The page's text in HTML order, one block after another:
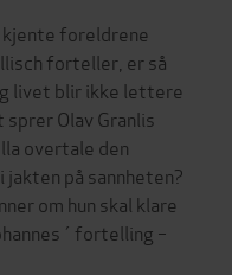
kjente foreldrene
forteller, er så
livet blir ikke lettere
Olav Granlis
overtale den
jakten på sannheten?
om hun skal klare
fortelling –